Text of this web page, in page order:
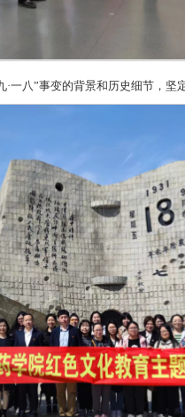
一八”事变的背景和历史细节，坚